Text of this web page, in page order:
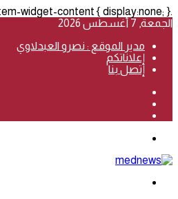
.stream-item-widget-content { display:none; }
الجمعة, 7 أغسطس 2026
مدير الموقع : نصرو العبدلاوي
إعلاناتكم
إتصل بنا